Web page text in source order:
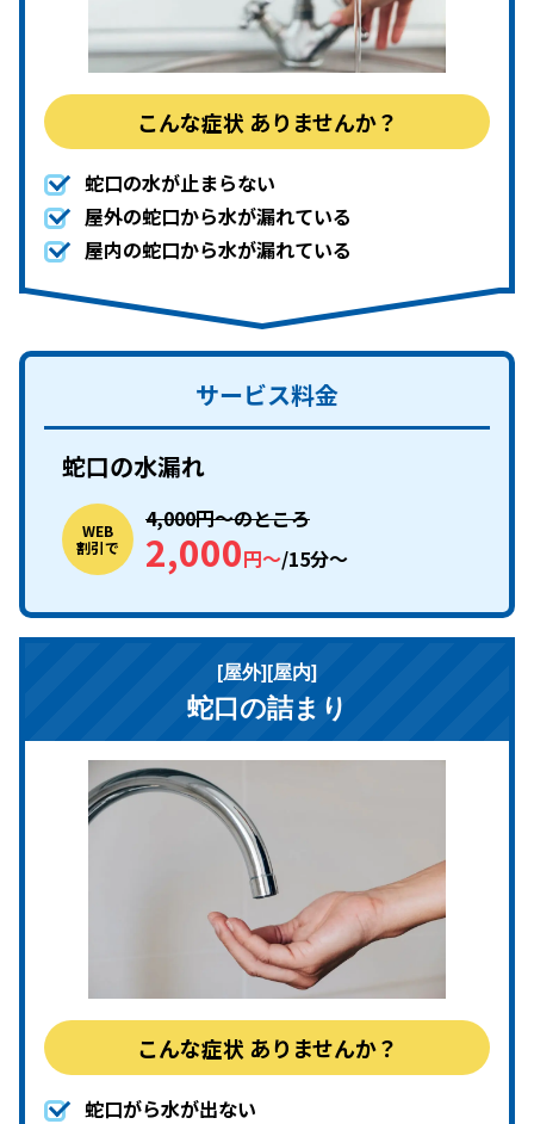
こんな症状 ありませんか？
蛇口の水が止まらない
屋外の蛇口から水が漏れている
屋内の蛇口から水が漏れている
サービス料金
蛇口の水漏れ
WEB
割引で
4,000円〜のところ
2,000円〜/15分〜
[屋外][屋内]
蛇口の詰まり
こんな症状 ありませんか？
蛇口がら水が出ない